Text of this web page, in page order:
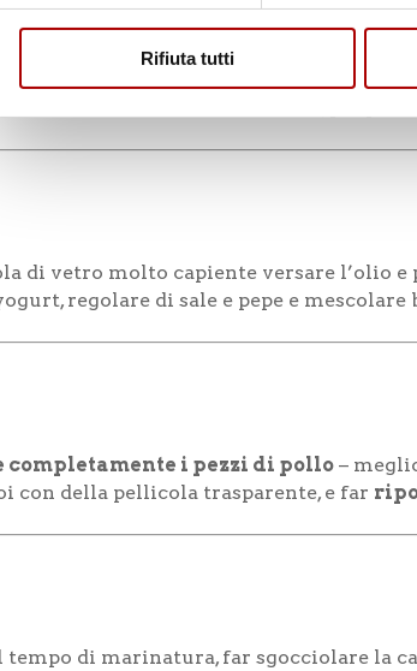
Rifiuta tutti
le erbe aromatiche, poi
di vetro molto capiente versare l’olio
regolare di sale e pepe e
completamente i pezzi di pollo –
con della pellicola trasparente, e far
tempo di marinatura, far sgocciolare la